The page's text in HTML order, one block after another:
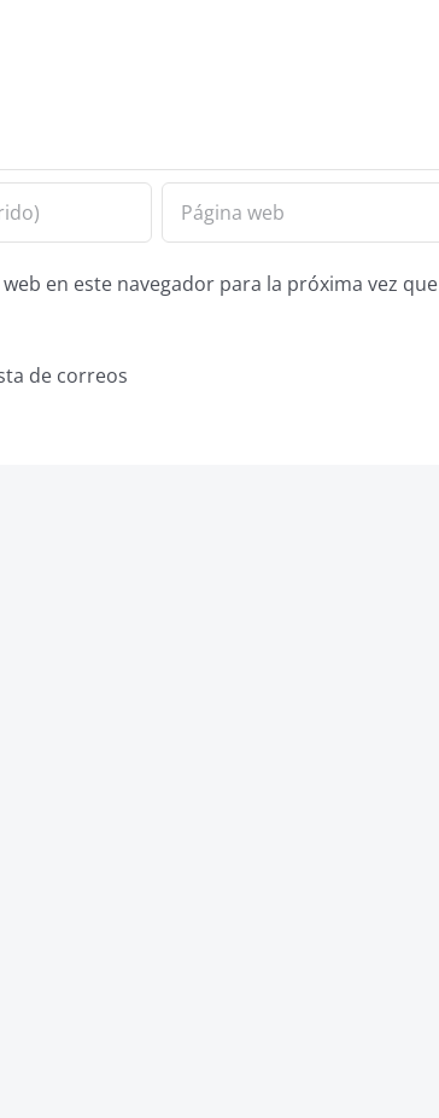
en este navegador para la próxima vez que
de correos